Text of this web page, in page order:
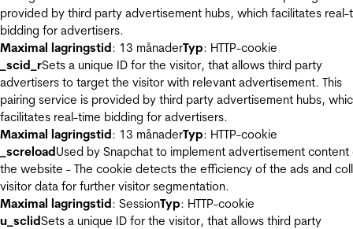
provided by third party advertisement hubs, which facilitates real-
bidding for advertisers.
Maximal lagringstid: 13 månaderTyp: HTTP-cookie
_scid_rSets a unique ID for the visitor, that allows third party
advertisers to target the visitor with relevant advertisement. This
pairing service is provided by third party advertisement hubs,
facilitates real-time bidding for advertisers.
Maximal lagringstid: 13 månaderTyp: HTTP-cookie
_screloadUsed by Snapchat to implement advertisement content
the website - The cookie detects the efficiency of the ads and
visitor data for further visitor segmentation.
Maximal lagringstid: SessionTyp: HTTP-cookie
u_sclidSets a unique ID for the visitor, that allows third party